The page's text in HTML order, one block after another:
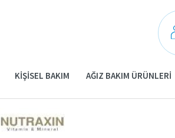
KIŞISEL BAKIM AĞIZ BAKIM ÜRÜNLERI